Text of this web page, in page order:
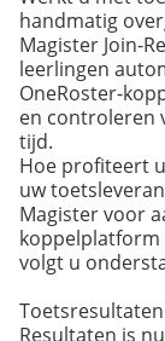
handmatig
Magister Join-
leerlingen
OneRoster-
en controleren
tijd.
Hoe profiteert
uw
Magister voor
koppelplatform
volgt u
Resultaten is